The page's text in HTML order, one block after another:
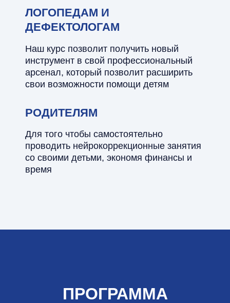
Для того чтобы самостоятельно
проводить нейрокоррекционные занятия
со своими детьми, экономя финансы и
время
РОДИТЕЛЯМ
Наш курс позволит получить новый
инструмент в свой профессиональный
арсенал, который позволит расширить
свои возможности помощи детям
ЛОГОПЕДАМ И
ДЕФЕКТОЛОГАМ
ПРОГРАММА